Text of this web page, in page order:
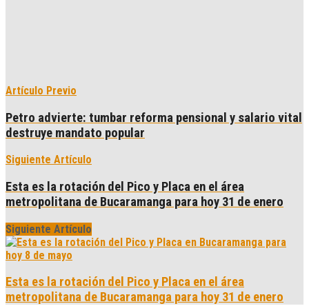
Artículo Previo
Petro advierte: tumbar reforma pensional y salario vital
destruye mandato popular
Siguiente Artículo
Esta es la rotación del Pico y Placa en el área
metropolitana de Bucaramanga para hoy 31 de enero
Siguiente Artículo
Esta es la rotación del Pico y Placa en el área
metropolitana de Bucaramanga para hoy 31 de enero